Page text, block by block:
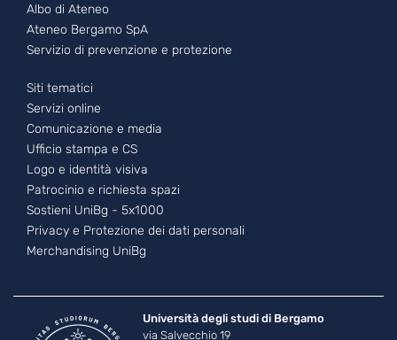
Albo di Ateneo
Ateneo Bergamo SpA
Servizio di prevenzione e protezione
Footer - 3
Siti tematici
Servizi online
Comunicazione e media
Ufficio stampa e CS
Logo e identità visiva
Patrocinio e richiesta spazi
Sostieni UniBg - 5x1000
Privacy e Protezione dei dati personali
Merchandising UniBg
Università degli studi di Bergamo
via Salvecchio 19